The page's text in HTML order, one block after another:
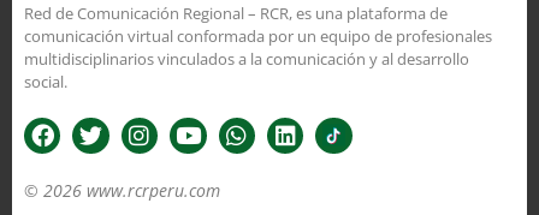
Red de Comunicación Regional – RCR, es una plataforma de
comunicación virtual conformada por un equipo de profesionales
multidisciplinarios vinculados a la comunicación y al desarrollo
social.
© 2026 www.rcrperu.com